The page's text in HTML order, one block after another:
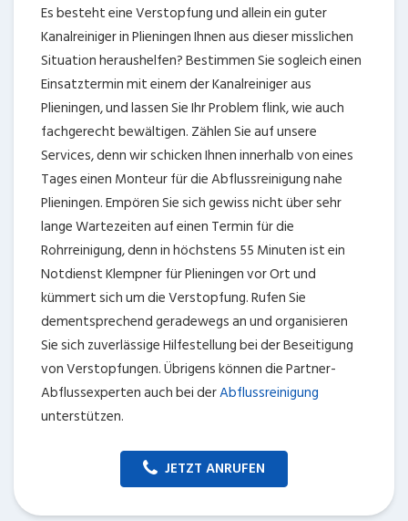
Es besteht eine Verstopfung und allein ein guter
Kanalreiniger in Plieningen Ihnen aus dieser misslichen
Situation heraushelfen? Bestimmen Sie sogleich einen
Einsatztermin mit einem der Kanalreiniger aus
Plieningen, und lassen Sie Ihr Problem flink, wie auch
fachgerecht bewältigen. Zählen Sie auf unsere
Services, denn wir schicken Ihnen innerhalb von eines
Tages einen Monteur für die Abflussreinigung nahe
Plieningen. Empören Sie sich gewiss nicht über sehr
lange Wartezeiten auf einen Termin für die
Rohrreinigung, denn in höchstens 55 Minuten ist ein
Notdienst Klempner für Plieningen vor Ort und
kümmert sich um die Verstopfung. Rufen Sie
dementsprechend geradewegs an und organisieren
Sie sich zuverlässige Hilfestellung bei der Beseitigung
von Verstopfungen. Übrigens können die Partner-
Abflussexperten auch bei derAbflussreinigung
unterstützen.
JETZT ANRUFEN